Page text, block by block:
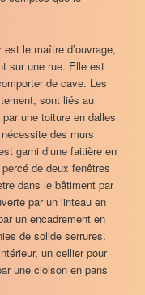
le maître d’ouvrage,
sur une rue. Elle est
de cave. Les
sont liés au
par une toiture en dalles
des murs
garni d’une faitière en
de deux fenêtres
dans le bâtiment par
par un linteau en
un encadrement en
de solide serrures.
un cellier pour
une cloison en pans